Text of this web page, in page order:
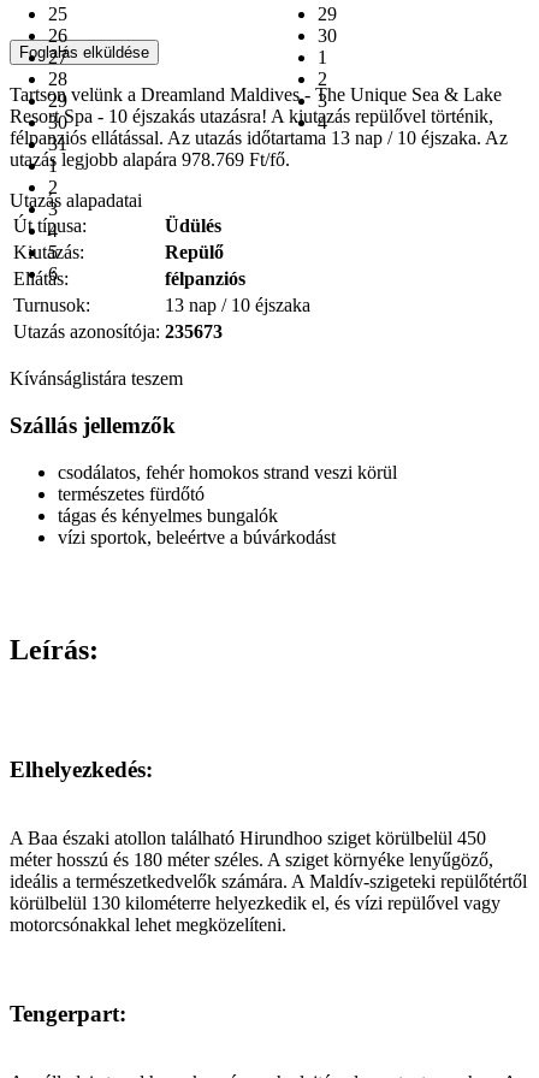
25
26
27
28
29
30
31
1
2
3
4
5
6
29
30
1
2
3
4
Foglalás elküldése
Tartson velünk a Dreamland Maldives - The Unique Sea & Lake
Resort Spa - 10 éjszakás utazásra! A kiutazás repülővel történik,
félpanziós ellátással. Az utazás időtartama 13 nap / 10 éjszaka. Az
utazás legjobb alapára 978.769 Ft/fő.
Utazás alapadatai
Út típusa:
Üdülés
Kiutazás:
Repülő
Ellátás:
félpanziós
Turnusok:
13 nap / 10 éjszaka
Utazás azonosítója: 235673
Kívánságlistára teszem
Szállás jellemzők
csodálatos, fehér homokos strand veszi körül
természetes fürdőtó
tágas és kényelmes bungalók
vízi sportok, beleértve a búvárkodást
Leírás:
Elhelyezkedés:
A Baa északi atollon található Hirundhoo sziget körülbelül 450
méter hosszú és 180 méter széles. A sziget környéke lenyűgöző,
ideális a természetkedvelők számára. A Maldív-szigeteki repülőtértől
körülbelül 130 kilométerre helyezkedik el, és vízi repülővel vagy
motorcsónakkal lehet megközelíteni.
Tengerpart: